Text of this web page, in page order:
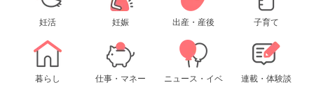
妊活 妊娠 出産・産後 子育て
暮らし 仕事・マネー
ニュース・イベ
連載・体験談